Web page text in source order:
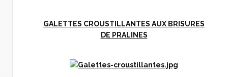
GALETTES CROUSTILLANTES AUX BRISURES
DE PRALINES